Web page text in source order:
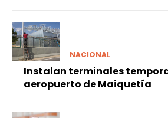
NACIONAL
Instalan terminales
aeropuerto de Maiquetía